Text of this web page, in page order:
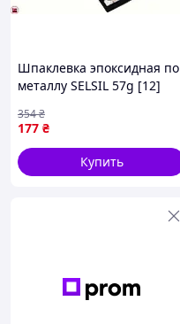
Шпаклевка эпоксидная по
металлу SELSIL 57g [12]
177 ₴
354₴
Купить